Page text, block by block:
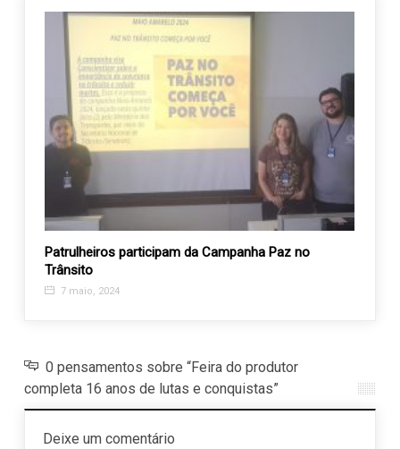
Patrulheiros participam da Campanha Paz no
Trânsito
7 maio, 2024
0 pensamentos sobre “Feira do produtor
completa 16 anos de lutas e conquistas”
Deixe um comentário